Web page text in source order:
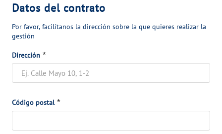
n
t
a
c
t
D
t
s
e
l
c
o
Datos del contrato
Por favor, facilítanos la dirección sobre la que quieres realizar la
gestión
*Dirección *
*Código postal *